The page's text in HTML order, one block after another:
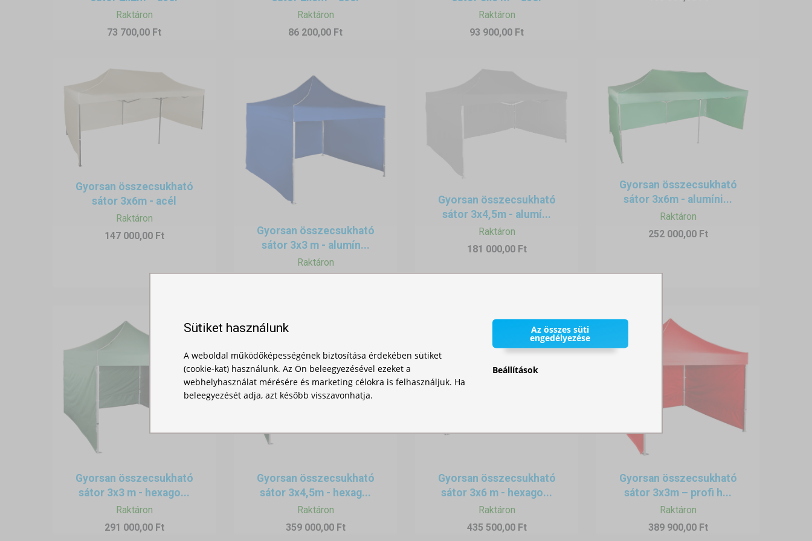
Raktáron
73 700,00 Ft
Raktáron
86 200,00 Ft
Raktáron
93 900,00 Ft
Gyorsan összecsukható
sátor 3x6m - acél
Raktáron
147 000,00 Ft
Gyorsan összecsukható
sátor 3x3 m - alumín...
Raktáron
Gyorsan összecsukható
sátor 3x4,5m - alumí...
Raktáron
181 000,00 Ft
Gyorsan összecsukható
sátor 3x6m - alumíni...
Raktáron
252 000,00 Ft
Gyorsan összecsukható
sátor 3x3 m - hexago...
Raktáron
291 000,00 Ft
Gyorsan összecsukható
sátor 3x4,5m - hexag...
Raktáron
359 000,00 Ft
Gyorsan összecsukható
sátor 3x6 m - hexago...
Raktáron
435 500,00 Ft
Gyorsan összecsukható
sátor 3x3m – profi h...
Raktáron
389 900,00 Ft
Sütiket használunk
A weboldal működőképességének biztosítása érdekében sütiket
(cookie-kat) használunk. Az Ön beleegyezésével ezeket a
webhelyhasználat mérésére és marketing célokra is felhasználjuk. Ha
beleegyezését adja, azt később visszavonhatja.
Az összes süti
engedélyezése
Beállítások